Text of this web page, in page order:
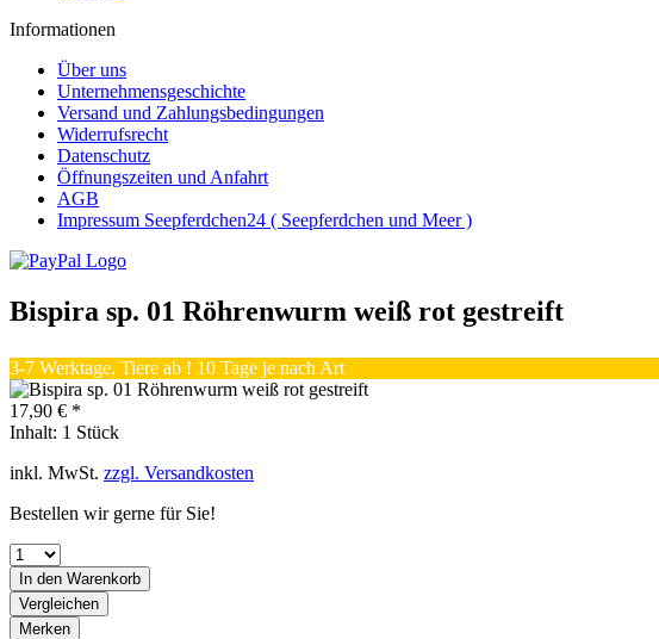
Informationen
Über uns
Unternehmensgeschichte
Versand und Zahlungsbedingungen
Widerrufsrecht
Datenschutz
Öffnungszeiten und Anfahrt
AGB
Impressum Seepferdchen24 ( Seepferdchen und Meer )
Bispira sp. 01 Röhrenwurm weiß rot gestreift
3-7 Werktage, Tiere ab ! 10 Tage je nach Art
17,90 € *
Inhalt: 1 Stück
inkl. MwSt. zzgl. Versandkosten
Bestellen wir gerne für Sie!
In den Warenkorb
Vergleichen
Merken